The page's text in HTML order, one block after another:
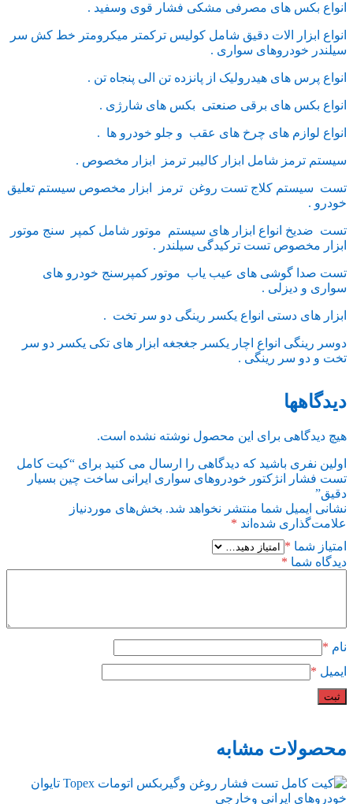
انواع بکس های مصرفی مشکی فشار قوی وسفید .
انواع ابزار الات دقیق شامل کولیس ترکمتر میکرومتر خط کش سر
سیلندر خودروهای سواری .
انواع پرس های هیدرولیک از پانزده تن الی پنجاه تن .
انواع بکس های برقی صنعتی بکس های شارژی .
انواع لوازم های چرخ های عقب و جلو خودرو ها .
سیستم ترمز شامل ابزار کالیبر ترمز ابزار مخصوص .
تست سیستم کلاج تست روغن ترمز ابزار مخصوص سیستم تعلیق
خودرو .
تست ضدیخ انواع ابزار های سیستم موتور شامل کمپر سنج موتور
ابزار مخصوص تست ترکیدگی سیلندر .
تست صدا گوشی های عیب یاب موتور کمپرسنج خودرو های
سواری و دیزلی .
ابزار های دستی انواع یکسر رینگی دو سر تخت .
دوسر رینگی انواع اچار یکسر جغجغه ابزار های تکی یکسر دو سر
تخت و دو سر رینگی .
دیدگاهها
هیچ دیدگاهی برای این محصول نوشته نشده است.
اولین نفری باشید که دیدگاهی را ارسال می کنید برای “کیت کامل
تست فشار انژکتور خودروهای سواری ایرانی ساخت چین بسیار
دقیق”
نشانی ایمیل شما منتشر نخواهد شد. بخش‌های موردنیاز
علامت‌گذاری شده‌اند *
امتیاز شما *
دیدگاه شما *
نام *
ایمیل *
محصولات مشابه